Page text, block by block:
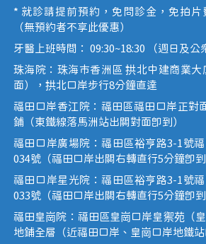
* 就診請提前預約，免問診金，免拍片
（無預約者不享此優惠）
牙醫上班時間： 09:30~18:30 （週日及公
珠海院：珠海市香洲區 拱北中建商業大
面），拱北口岸步行8分鐘直達
福田口岸香江院：福田區福田口岸正對
鋪（東鐵線落馬洲站出關對面即到）
福田口岸廣場院：福田區裕亨路3-1號
034號（福田口岸出關右轉直行5分鐘即到
福田口岸星光院：福田區裕亨路3-1號
033號（福田口岸出關右轉直行5分鐘即到
福田皇崗院：福田區皇崗口岸皇禦苑（
地鋪全層（近福田口岸、皇崗口岸地鐵站